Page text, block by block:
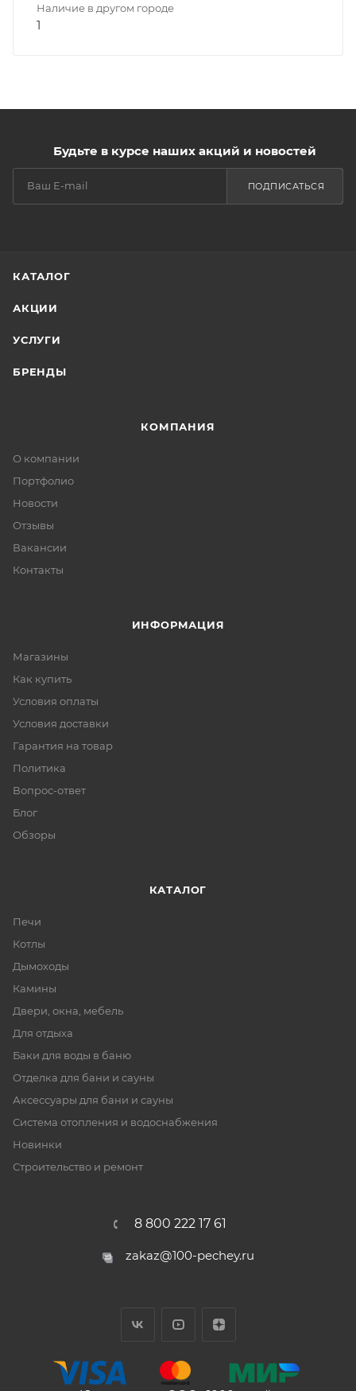
Наличие в другом городе
1
Будьте в курсе наших акций и новостей
ПОДПИСАТЬСЯ
КАТАЛОГ
АКЦИИ
УСЛУГИ
БРЕНДЫ
КОМПАНИЯ
О компании
Портфолио
Новости
Отзывы
Вакансии
Контакты
ИНФОРМАЦИЯ
Магазины
Как купить
Условия оплаты
Условия доставки
Гарантия на товар
Политика
Вопрос-ответ
Блог
Обзоры
КАТАЛОГ
Печи
Котлы
Дымоходы
Камины
Двери, окна, мебель
Для отдыха
Баки для воды в баню
Отделка для бани и сауны
Аксессуары для бани и сауны
Система отопления и водоснабжения
Новинки
Строительство и ремонт
8 800 222 17 61
zakaz@100-pechey.ru